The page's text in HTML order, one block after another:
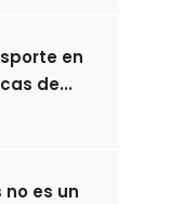
en
de...
es un